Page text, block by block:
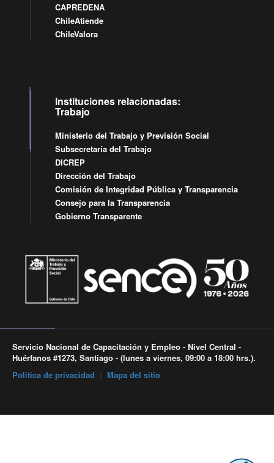
CAPREDENA
ChileAtiende
ChileValora
Instituciones relacionadas:
Trabajo
Ministerio del Trabajo y Previsión Social
Subsecretaría del Trabajo
DICREP
Dirección del Trabajo
Comisión de Integridad Pública y Transparencia
Consejo para la Transparencia
Gobierno Transparente
Servicio Nacional de Capacitación y Empleo - Nivel Central -
Huérfanos #1273, Santiago - (lunes a viernes, 09:00 a 18:00 hrs.).
Política de privacidad
Mapa del sitio